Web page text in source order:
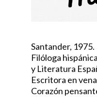
Santander, 1975.
Filóloga
y Literatura
Escritora en
Corazón